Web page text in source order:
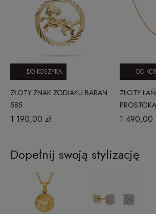
ZŁOTY ZNAK ZODIAKU BARAN
585
1 190,00 zł
DO KOSZYKA
ZŁOTY
RÓŻOWE
1 490,00
DO
Dopełnij swoją stylizację